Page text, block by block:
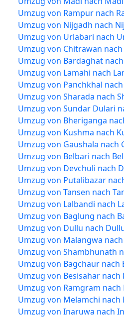
Umzug von Rampur nach
Umzug von Nijgadh nach
Umzug von Urlabari nach
Umzug von Chitrawan
Umzug von Bardaghat
Umzug von Lamahi nach
Umzug von Panchkhal
Umzug von Sharada nach
Umzug von Sundar Dulari
Umzug von Bheriganga
Umzug von Kushma nach
Umzug von Gaushala nach
Umzug von Belbari nach
Umzug von Devchuli nach
Umzug von Putalibazar
Umzug von Tansen nach
Umzug von Lalbandi nach
Umzug von Baglung nach
Umzug von Dullu nach
Umzug von Malangwa
Umzug von Shambhunath
Umzug von Bagchaur nach
Umzug von Besisahar nach
Umzug von Ramgram nach
Umzug von Melamchi nach
Umzug von Inaruwa nach